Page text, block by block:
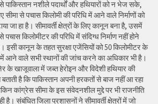
पाकिस्तान नशीले पदार्थों और हथियारों को न भेज सके,
सीमा से पचास किलोमी की परिधि में आने वाले निर्माणों को
जा हा है। सीमावर्ती क्षेत्रों के लिए कानून बना है, उसमें
पचास किलोमीटर की परिधि में संदिग्ध निर्माण नहीं होने
इसी कानून के तहत सुरक्षा एजेंसियों को 50 किलोमीटर के
आने वाले सभी स्थानों की जांच करने का अधिकार भी है।
के खाजूवाला में जब्त हेरोइन और विदेशी हथियार की
है कि पाकिस्तान अपनी हरकतों से बाज नहीं आ रहा
कांग्रेस सीमा के इस संवेदनशील मुद्दे पर भी राजनीति
है। संबंधित जिला प्रशासनों ने सीमावर्ती क्षेत्रों में जो